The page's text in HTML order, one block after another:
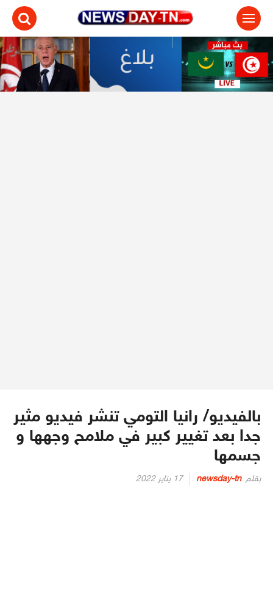
بالفيديو/ رانيا التومي تنشر فيديو مثير
جدا بعد تغيير كبير في ملامح وجهها و
جسمها
بقلم newsday-tn
Posted
17 يناير 2022